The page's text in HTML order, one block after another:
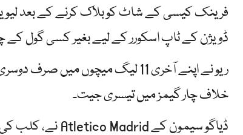
فرینک کیسی کے شاٹ کو بلاک کرنے کے بعد
ڈویژن کے ٹاپ اسکورر کے لیے بغیر کسی گول کے
ریو نے اپنے آخری 11 لیگ میچوں
خلاف چار گیمز میں تیسری جیت۔